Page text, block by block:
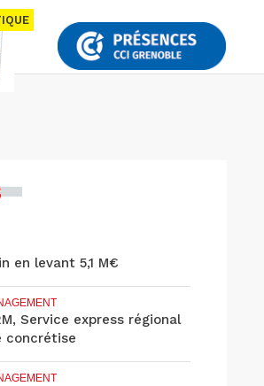
en levant 5,1 M€
Service express régional
concrétise